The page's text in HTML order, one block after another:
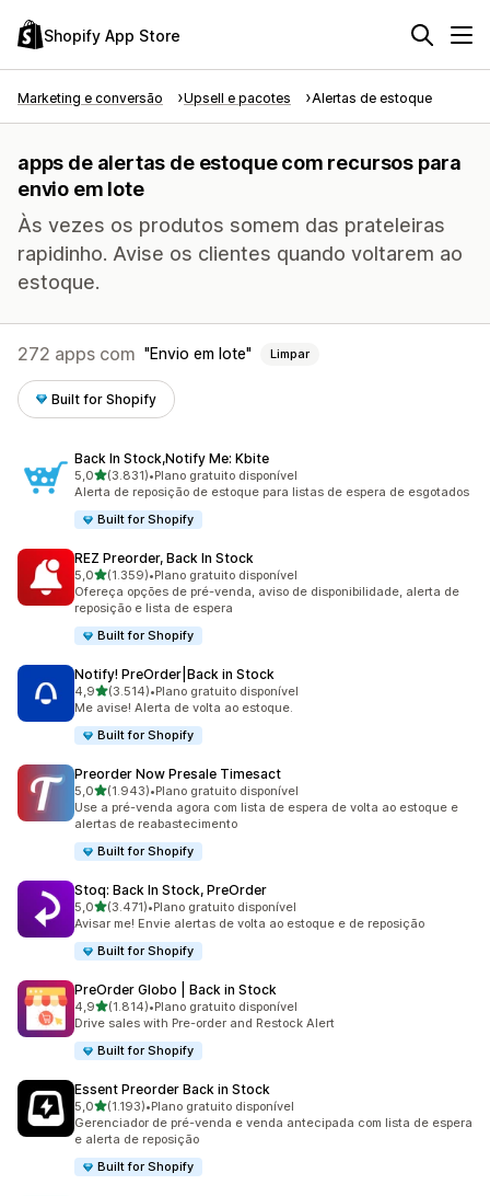
Shopify App Store
Marketing e conversão Upsell e pacotes Alertas de estoque
apps de alertas de estoque com recursos para
envio em lote
Às vezes os produtos somem das prateleiras
rapidinho. Avise os clientes quando voltarem ao
estoque.
272 apps com Envio em lote Limpar
Built for Shopify
Back In Stock,Notify Me: Kbite
5,0de 5 estrelas
(3.831)
3831 avaliações ao todo
•Plano gratuito disponível
Alerta de reposição de estoque para listas de espera de esgotados
Built for Shopify
REZ Preorder, Back In Stock
5,0de 5 estrelas
(1.359)
1359 avaliações ao todo
•Plano gratuito disponível
Ofereça opções de pré-venda, aviso de disponibilidade, alerta de
reposição e lista de espera
Built for Shopify
Notify! PreOrder|Back in Stock
4,9de 5 estrelas
(3.514)
3514 avaliações ao todo
•Plano gratuito disponível
Me avise! Alerta de volta ao estoque.
Built for Shopify
Preorder Now Presale Timesact
5,0de 5 estrelas
(1.943)
1943 avaliações ao todo
•Plano gratuito disponível
Use a pré-venda agora com lista de espera de volta ao estoque e
alertas de reabastecimento
Built for Shopify
Stoq: Back In Stock, PreOrder
5,0de 5 estrelas
(3.471)
3471 avaliações ao todo
•Plano gratuito disponível
Avisar me! Envie alertas de volta ao estoque e de reposição
Built for Shopify
PreOrder Globo | Back in Stock
4,9de 5 estrelas
(1.814)
1814 avaliações ao todo
•Plano gratuito disponível
Drive sales with Pre-order and Restock Alert
Built for Shopify
Essent Preorder Back in Stock
5,0de 5 estrelas
(1.193)
1193 avaliações ao todo
•Plano gratuito disponível
Gerenciador de pré-venda e venda antecipada com lista de espera
e alerta de reposição
Built for Shopify